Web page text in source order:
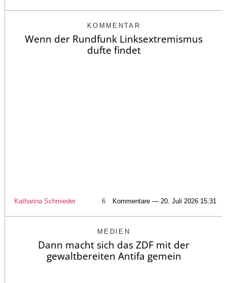
KOMMENTAR
Wenn der Rundfunk Linksextremismus
dufte findet
Katharina Schmieder 6 Kommentare — 20. Juli 2026 15:31
MEDIEN
Dann macht sich das ZDF mit der
gewaltbereiten Antifa gemein